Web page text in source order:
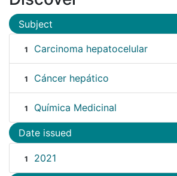
Subject
1 Carcinoma hepatocelular
1 Cáncer hepático
1 Química Medicinal
Date issued
1 2021